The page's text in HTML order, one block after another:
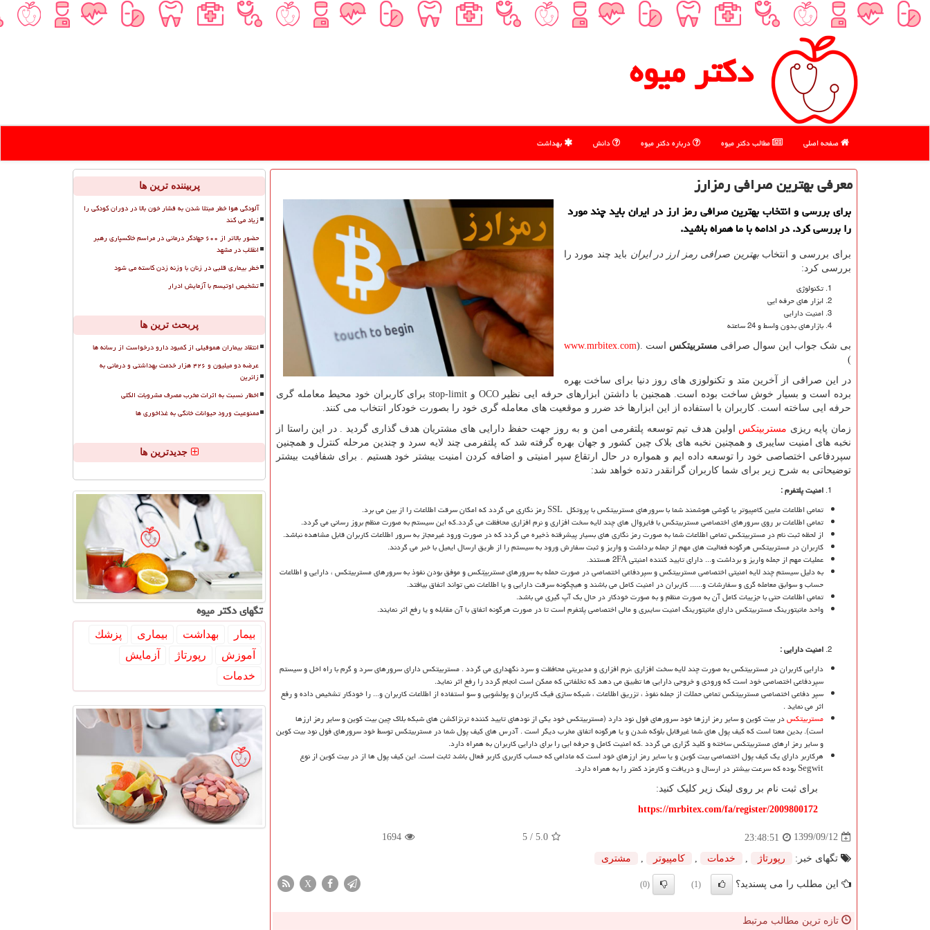
دكتر میوه
صفحه اصلی مطالب دكتر میوه درباره دكتر میوه دانش بهداشت
معرفی بهترین صرافی رمزارز
برای بررسی و انتخاب بهترین صرافی رمز ارز در ایران باید چند مورد
را بررسی كرد. در ادامه با ما همراه باشید.
برای بررسی و انتخاببهترین صرافی رمز ارز در ایران باید چند مورد را
بررسی کرد:
تکنولوژی
ابزار های حرفه ایی
امنیت دارایی
بازارهای بدون واسط و 24 ساعته
بی شک جواب این سوال صرافی مستربیتکس است .(www.mrbitex.com
)
در این صرافی از آخرین متد و تکنولوزی های روز دنیا برای ساخت بهره
برده است و بسیار خوش ساخت بوده است. همجنین با داشتن ابزارهای حرفه ایی نظیرOCO و stop-limitبرای کاربران خود محیط معامله گری
حرفه ایی ساخته است. کاربران با استفاده از این ابزارها خد ضرر و موقعیت های معامله گری خود را بصورت خودکار انتخاب می کنند.
زمان پایه ریزی مستربیتکس اولین هدف تیم توسعه پلتفرمی امن و به روز جهت حفظ دارایی های مشتریان هدف گذاری گردید . در این راستا از
نخبه های امنیت سایبری و همچنین نخبه های بلاک چین کشور و جهان بهره گرفته شد که پلتفرمی چند لایه سرد و چندین مرحله کنترل و همچنین
سپردفاعی اختصاصی خود را توسعه داده ایم و همواره در حال ارتقاع سپر امنیتی و اضافه کردن امنیت بیشتر خود هستیم . برای شفافیت بیشتر
توضیحاتی به شرح زیر برای شما کاربران گرانقدر دتده خواهد شد:
امنیت پلتفرم :
تمامی اطلاعات مابین کامپیوتر یا گوشی هوشمند شما با سرورهای مستربیتکس با پروتکل SSLرمز نگاری می گردد که امکان سرقت اطلاعات را از بین می برد.
تمامی اطلاعات بر روی سرورهای اختصاصی مستربیتکس با فایروال های چند لایه سخت افزاری و نرم افزاری محافظت می گردد.که این سیستم به صورت منظم بروز رسانی می گردد.
از لحظه ثبت نام در مستربیتکس تمامی اطلاعات شما به صورت رمز نگاری های بسیار پیشرفته ذخیره می گردد که در صورت ورود غیرمجاز به سرور اطلاعات کاربران قابل مشاهده نباشد.
کاربران در مستربیتکس هرگونه فعالیت های مهم از جمله برداشت و واریز و ثبت سفارش ورود به سیستم را از طریق ارسال ایمیل با خبر می گردند.
عملیات مهم از جمله واریز و برداشت و... دارای تایید کننده امنیتی2FAهستند.
به دلیل سیستم چند لایه امنیتی اختصاصی مستربیتکس و سپردفاعی اختصاصی در صورت حمله به سرورهایمستربیتکسو موفق بودن نفوذ به سرورهای مستربیتکس ، دارایی و اطلاعات
حساب و سوابق معامله گری و سفارشات و...... کاربران در امنیت کامل می باشند و هیچگونه سرقت دارایی و یا اطلاعات نمی تواند اتفاق بیافتد.
تمامی اطلاعات حتی با جزییات کامل آن به صورت منظم و به صورت خودکار در حال بک آپ گیری می باشد.
واحد مانیتورینگ مستربیتکس دارای مانیتورینگ امنیت سایبری و مالی اختصاصی پلتفرم است تا در صورت هرگونه اتفاق با آن مقابله و یا رفع اثر نمایند.
امنیت دارایی :
دارایی کاربران در مستربیتکس به صورت چند لایه سخت افزاری ،نرم افزاری و مدیریتی محافظت و سرد نگهداری می گردد . مستربیتکس دارای سرورهای سرد و گرم با راه اخل و سیستم
سپردفاعی اختصاصی خود است که ورودی و خروجی دارایی ها تطبیق می دهد که تخلفاتی که ممکن است انجام گردد را رفع اثر نماید.
سپر دفاعی اختصاصی مستربیتکس تمامی حملات از جمله نفوذ ، تزریق اطلاعات ، شبکه سازی فیک کاربران و پولشویی و سو استفاده از اطلاعات کاربران و... را خودکار تشخیص داده و رفع
اثر می نماید .
مستربیتکسدر بیت کوین و سایر رمز ارزها خود سرورهای فول نود دارد (مستربیتکس خود یکی از نودهای تایید کننده ترنزاکشن های شبکه بلاک چین بیت کوین و سایر رمز ارزها
است). بدین معنا است که کیف پول های شما غیرقابل بلوکه شدن و یا هرگونه اتفاق مخرب دیگر است . آدرس های کیف پول شما در مستربیتکس توسط خود سرورهای فول نود بیت کوین
و سایر رمز ارهای مستربیتکس ساخته و کلید گزاری می گردد .که امنیت کامل و حرفه ایی را برای دارایی کاربران به همراه دارد.
هرکاربر دارای یک کیف پول اختصاصی بیت کوین و یا سایر رمز ارزهای خود است که مادامی که حساب کاربری کاربر فعال باشد ثابت است. این کیف پول ها از در بیت کوین از نوع
Segwitبوده که سرعت بیشتر در ارسال و دریافت و کارمزد کمتر را به همراه دارد.
برای ثبت نام بر روی لینک زیر کلیک کنید:
https://mrbitex.com/fa/register/2009800172
1399/09/12
23:48:51
5.0
/ 5
1694
تگهای خبر: رپورتاژ خدمات كامپیوتر مشتری
این مطلب را می پسندید؟ (1)
(0)
X
تازه ترین مطالب مرتبط
پربیننده ترین ها
آلودگی هوا خطر مبتلا شدن به فشار خون بالا در دوران کودکی را
زیاد می کند
حضور بالاتر از ۶۰۰ جهادگر درمانی در مراسم خاکسپاری رهبر
انقلاب در مشهد
خطر بیماری قلبی در زنان با وزنه زدن کاسته می شود
تشخیص اوتیسم با آزمایش ادرار
پربحث ترین ها
انتقاد بیماران هموفیلی از کمبود دارو درخواست از رسانه ها
عرضه دو میلیون و ۴۲۶ هزار خدمت بهداشتی و درمانی به
زائرین
اخطار نسبت به اثرات مخرب مصرف مشروبات الکلی
ممنوعیت ورود حیوانات خانگی به غذاخوری ها
جدیدترین ها
تگهای دكتر میوه
بیمار بهداشت بیماری
پزشك
آموزش
رپورتاژ
آزمایش
خدمات